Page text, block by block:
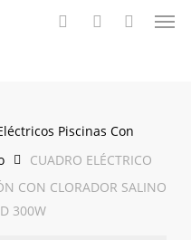
Piscinas Con
CUADRO ELÉCTRICO
CON CLORADOR SALINO
300W